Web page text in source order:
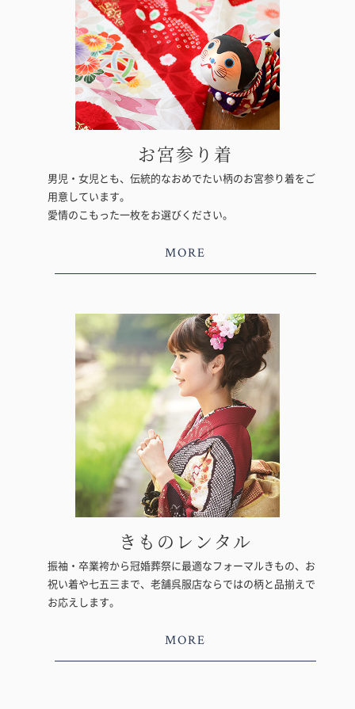
お宮参り着
男児・女児とも、伝統的なおめでたい柄のお宮参り着をご
用意しています。
愛情のこもった一枚をお選びください。
MORE
きものレンタル
振袖・卒業袴から冠婚葬祭に最適なフォーマルきもの、お
祝い着や七五三まで、老舗呉服店ならではの柄と品揃えで
お応えします。
MORE